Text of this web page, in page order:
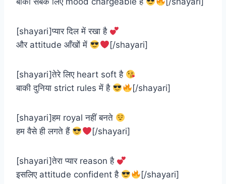
[shayari]प्यार दिल में रखा है
और attitude आँखों में
[/shayari]
[shayari]तेरे लिए heart soft है
बाकी दुनिया strict rules में है
[/shayari]
[shayari]हम royal नहीं बनते
हम वैसे ही लगते हैं
[/shayari]
[shayari]तेरा प्यार reason है
इसलिए attitude confident है
[/shayari]